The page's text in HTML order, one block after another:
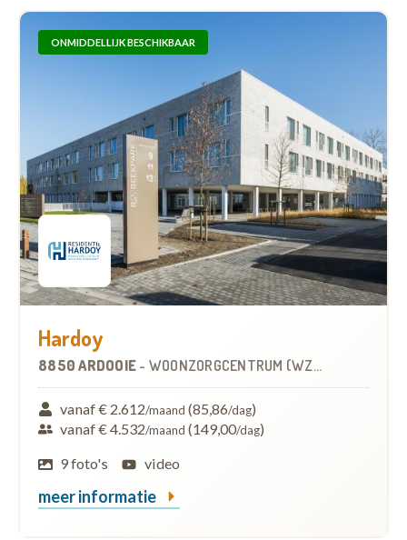
ONMIDDELLIJK BESCHIKBAAR
Hardoy
8850 ARDOOIE - WOONZORGCENTRUM (WZC)
vanaf € 2.612/maand (85,86/dag)
vanaf € 4.532/maand (149,00/dag)
9 foto's
video
meer informatie